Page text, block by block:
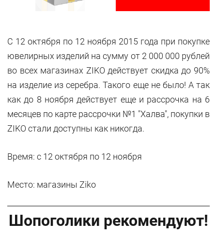
C 12 октября по 12 ноября 2015 года при покупке
ювелирных изделий на сумму от 2 000 000 рублей
во всех магазинах ZIKO действует скидка до 90%
на изделие из серебра. Такого еще не было! А так
как до 8 ноября действует еще и рассрочка на 6
месяцев по карте рассрочки №1 "Халва", покупки в
ZIKO стали доступны как никогда.
Время: с 12 октября по 12 ноября
Место: магазины Ziko
Шопоголики рекомендуют!